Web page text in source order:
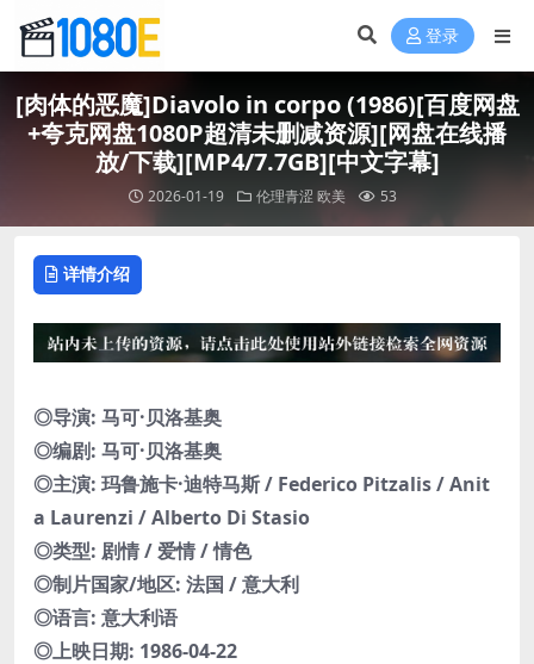
登录
[肉体的恶魔]Diavolo in corpo (1986)[百度网盘
+夸克网盘1080P超清未删减资源][网盘在线播
放/下载][MP4/7.7GB][中文字幕]
2026-01-19 伦理青涩 欧美 53
详情介绍
◎导演: 马可·贝洛基奥
◎编剧: 马可·贝洛基奥
◎主演: 玛鲁施卡·迪特马斯 / Federico Pitzalis / Anit
a Laurenzi / Alberto Di Stasio
◎类型: 剧情 / 爱情 / 情色
◎制片国家/地区: 法国 / 意大利
◎语言: 意大利语
◎上映日期: 1986-04-22